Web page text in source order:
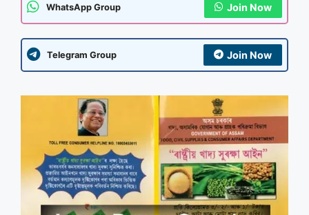
WhatsApp Group Join Now
Telegram Group Join Now